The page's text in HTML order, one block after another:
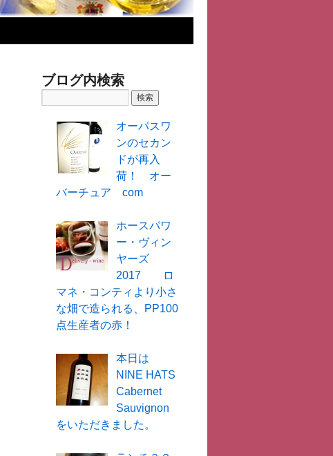
ブログ内検索
オーパスワ
ンのセカン
ドが再入
荷！ オー
バーチュア com
ホースパワ
ー・ヴィン
ヤーズ
2017 ロ
マネ・コンティより小さ
な畑で造られる、PP100
点生産者の赤！
本日は
NINE HATS
Cabernet
Sauvignon
をいただきました。